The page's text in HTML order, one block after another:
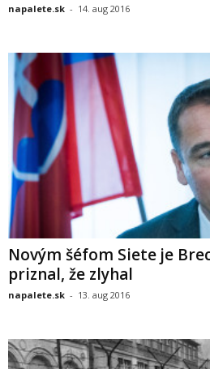
napalete.sk - 14. aug 2016
Novým šéfom Siete je
priznal, že zlyhal
napalete.sk - 13. aug 2016